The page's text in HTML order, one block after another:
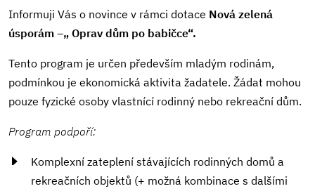
Informuji Vás o novince v rámci dotace Nová zelená
úsporám –„ Oprav dům po babičce“.
Tento program je určen především mladým rodinám,
podmínkou je ekonomická aktivita žadatele. Žádat mohou
pouze fyzické osoby vlastnící rodinný nebo rekreační dům.
Program podpoří:
Komplexní zateplení stávajících rodinných domů a
rekreačních objektů (+ možná kombinace s dalšími